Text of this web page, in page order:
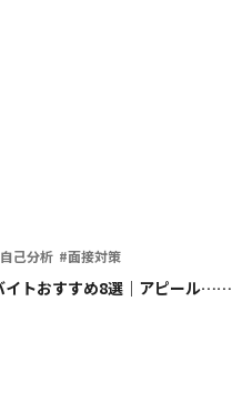
己分析 #面接対策
イトおすすめ8選｜アピール……